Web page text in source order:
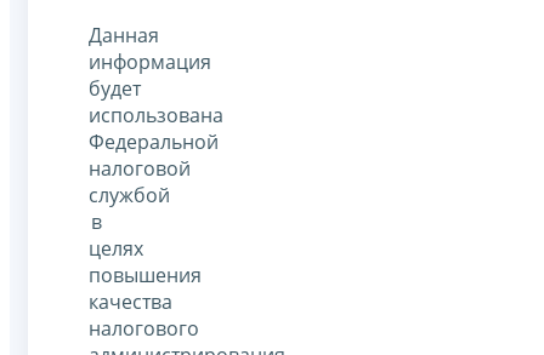
Данная
информация
будет
использована
Федеральной
налоговой
службой
в
целях
повышения
качества
налогового